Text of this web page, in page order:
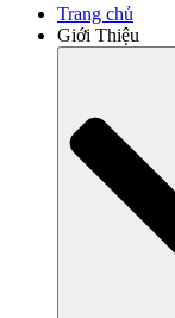
Trang chủ
Giới Thiệu